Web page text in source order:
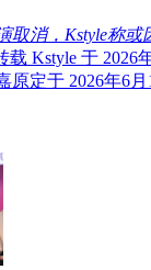
取消，Kstyle称或
载 Kstyle 于 2026
原定于 2026年6月